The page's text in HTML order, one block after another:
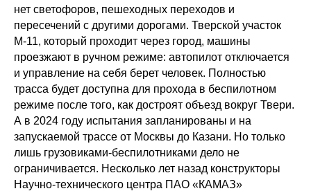
нет светофоров, пешеходных переходов и
пересечений с другими дорогами. Тверской участок
М-11, который проходит через город, машины
проезжают в ручном режиме: автопилот отключается
и управление на себя берет человек. Полностью
трасса будет доступна для прохода в беспилотном
режиме после того, как достроят объезд вокруг Твери.
А в 2024 году испытания запланированы и на
запускаемой трассе от Москвы до Казани. Но только
лишь грузовиками-беспилотниками дело не
ограничивается. Несколько лет назад конструкторы
Научно-технического центра ПАО «КАМАЗ»